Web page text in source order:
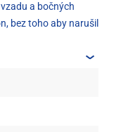
a bočných
bez toho aby narušil